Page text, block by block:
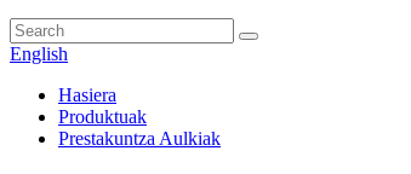
English
Hasiera
Produktuak
Prestakuntza Aulkiak